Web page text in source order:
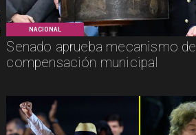
NACIONAL
Senado aprueba mecanismo de
compensación municipal